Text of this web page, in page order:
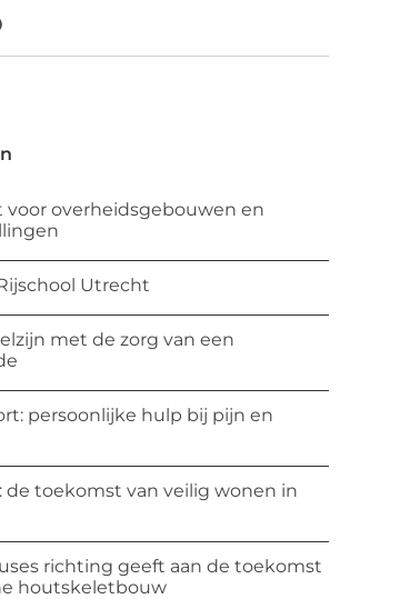
voor overheidsgebouwen en
Utrecht
met de zorg van een
persoonlijke hulp bij pijn en
de toekomst van veilig wonen in
richting geeft aan de toekomst
houtskeletbouw